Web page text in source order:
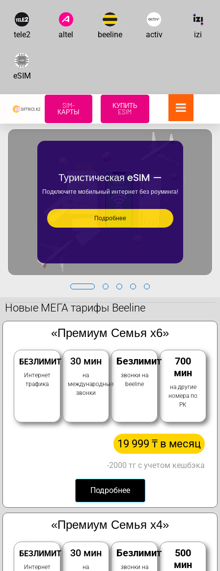
tele2 altel beeline activ izi
eSIM
SIM-
КАРТЫ
КУПИТЬ
ESIM
Туристическая eSIM —
Подключите мобильный интернет без роуминга!
Подробнее
Новые МЕГА тарифы Beeline
«Премиум Семья х6»
БЕЗЛИМИТ
Интернет
трафика
30 мин
на
международные
звонки
Безлимит
звонки на
beeline
700
мин
на другие
номера по
РК
19 999 ₸ в месяц
-2000 тг с учетом кешбэка
Подробнее
«Премиум Семья х4»
БЕЗЛИМИТ
Интернет
30 мин
на
Безлимит
звонки на
500
мин